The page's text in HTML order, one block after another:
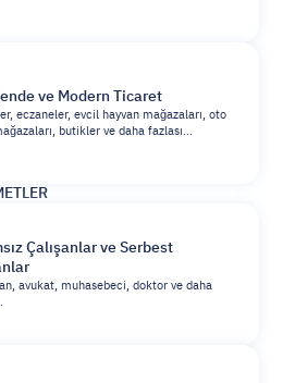
ve Modern Ticaret
eczaneler, evcil hayvan mağazaları, oto
butikler ve daha fazlası…
Çalışanlar ve Serbest
avukat, muhasebeci, doktor ve daha